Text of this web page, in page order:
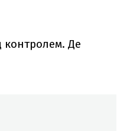
контролем. Де